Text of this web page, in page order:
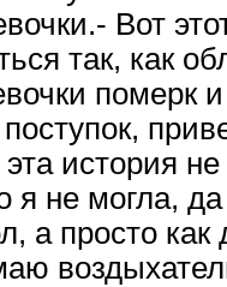
Вот
так, как
померк
поступок,
история
я не могла,
а просто